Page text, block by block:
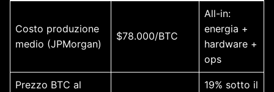
Costo produzione
medio (JPMorgan)
$78.000/BTC
All-in:
energia +
hardware +
ops
Prezzo BTC al
19% sotto il